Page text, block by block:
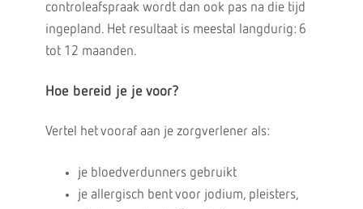
controleafspraak wordt dan ook pas na die tijd
ingepland. Het resultaat is meestal langdurig: 6
tot 12 maanden.
Hoe bereid je je voor?
Vertel het vooraf aan je zorgverlener als:
je bloedverdunners gebruikt
je allergisch bent voor jodium, pleisters,